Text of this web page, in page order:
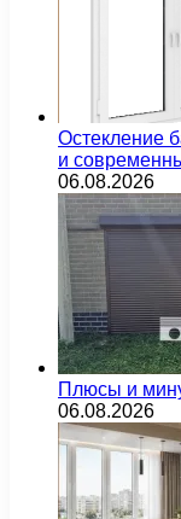
Остекление
и
06.08.2026
Плюсы и
06.08.2026